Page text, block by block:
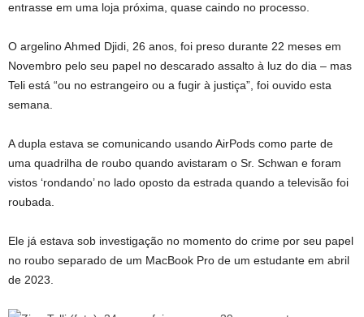
entrasse em uma loja próxima, quase caindo no processo.
O argelino Ahmed Djidi, 26 anos, foi preso durante 22 meses em
Novembro pelo seu papel no descarado assalto à luz do dia – mas
Teli está “ou no estrangeiro ou a fugir à justiça”, foi ouvido esta
semana.
A dupla estava se comunicando usando AirPods como parte de
uma quadrilha de roubo quando avistaram o Sr. Schwan e foram
vistos ‘rondando’ no lado oposto da estrada quando a televisão foi
roubada.
Ele já estava sob investigação no momento do crime por seu papel
no roubo separado de um MacBook Pro de um estudante em abril
de 2023.